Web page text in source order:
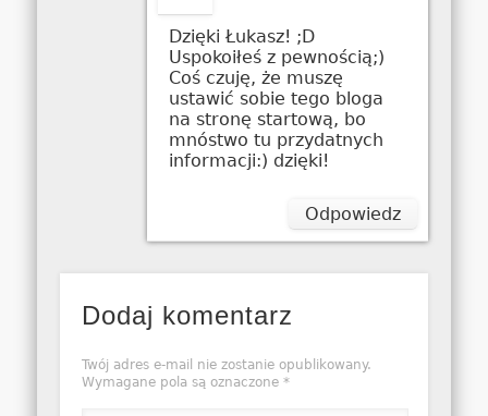
Dzięki Łukasz! ;D
Uspokoiłeś z pewnością;)
Coś czuję, że muszę
ustawić sobie tego bloga
na stronę startową, bo
mnóstwo tu przydatnych
informacji:) dzięki!
Odpowiedz
Dodaj komentarz
Twój adres e-mail nie zostanie opublikowany.
Wymagane pola są oznaczone *